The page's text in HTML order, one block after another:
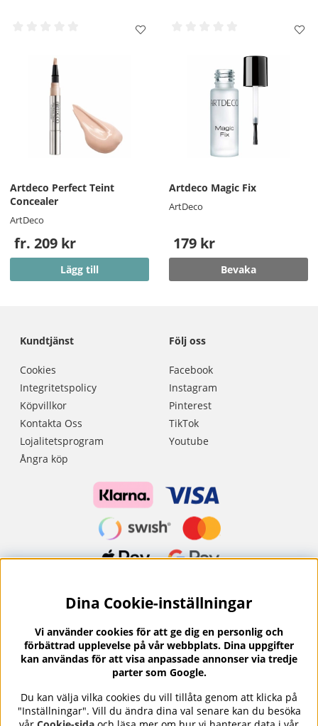
Artdeco Perfect Teint
Concealer
ArtDeco
fr. 209 kr
Lägg till
Artdeco Magic Fix
ArtDeco
179 kr
Bevaka
Kundtjänst
Cookies
Integritetspolicy
Köpvillkor
Kontakta Oss
Lojalitetsprogram
Ångra köp
Följ oss
Facebook
Instagram
Pinterest
TikTok
Youtube
Nyhetsbrev?
I vårt nyhetsbrev får du ta del av nyheter och
erbjudanden.
Se våra omdömen på⭐ Trustpilot
Dina Cookie-inställningar
Vi använder cookies för att ge dig en personlig och
förbättrad upplevelse på vår webbplats. Dina uppgifter
kan användas för att visa anpassade annonser via tredje
parter som Google.
Du kan välja vilka cookies du vill tillåta genom att klicka på
"Inställningar". Vill du ändra dina val senare kan du besöka